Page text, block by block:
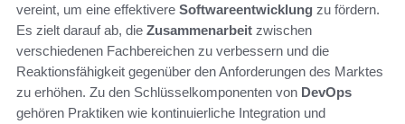
vereint, um eine effektivere Softwareentwicklung zu fördern.
Es zielt darauf ab, die Zusammenarbeit zwischen
verschiedenen Fachbereichen zu verbessern und die
Reaktionsfähigkeit gegenüber den Anforderungen des Marktes
zu erhöhen. Zu den Schlüsselkomponenten von DevOps
gehören Praktiken wie kontinuierliche Integration und